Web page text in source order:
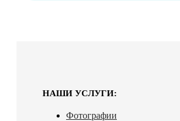
НАШИ УСЛУГИ:
Фотографии